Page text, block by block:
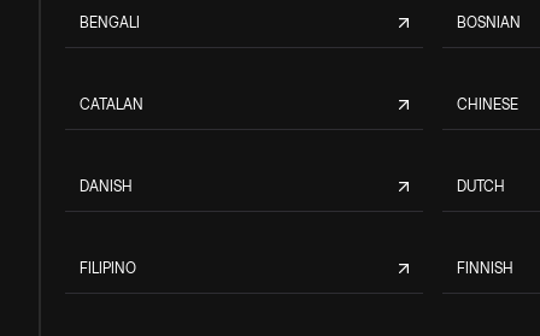
BENGALI BOSNIAN
CATALAN CHINESE
DANISH DUTCH
FILIPINO FINNISH